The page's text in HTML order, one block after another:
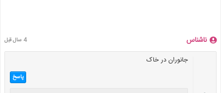
ناشناس 4 سال قبل
جانوران در خاک
پاسخ